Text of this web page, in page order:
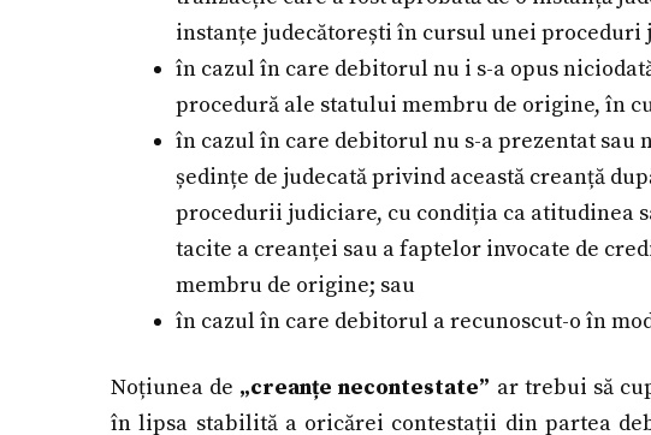
instanțe judecătorești în cursul unei proceduri
în cazul în care debitorul nu i s-a opus
procedură ale statului membru de origine, în
în cazul în care debitorul nu s-a prezentat sau
ședințe de judecată privind această creanță
procedurii judiciare, cu condiția ca atitudinea
tacite a creanței sau a faptelor invocate de
membru de origine; sau
în cazul în care debitorul a recunoscut-o în
Noțiunea de „creanțe necontestate” ar trebui să
în lipsa stabilită a oricărei contestații din partea